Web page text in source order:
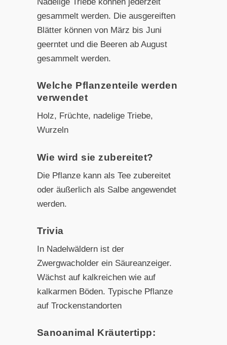
gesammelt werden. Die ausgereiften
Blätter können von März bis Juni
geerntet und die Beeren ab August
gesammelt werden.
Welche Pflanzenteile werden
verwendet
Holz, Früchte, nadelige Triebe,
Wurzeln
Wie wird sie zubereitet?
Die Pflanze kann als Tee zubereitet
oder äußerlich als Salbe angewendet
werden.
Trivia
In Nadelwäldern ist der
Zwergwacholder ein Säureanzeiger.
Wächst auf kalkreichen wie auf
kalkarmen Böden. Typische Pflanze
auf Trockenstandorten
Sanoanimal Kräutertipp: